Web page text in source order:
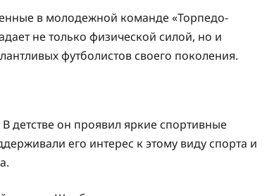
в молодежной команде «Торпедо-
не только физической силой, но и
футболистов своего поколения.
детстве он проявил яркие спортивные
его интерес к этому виду спорта и